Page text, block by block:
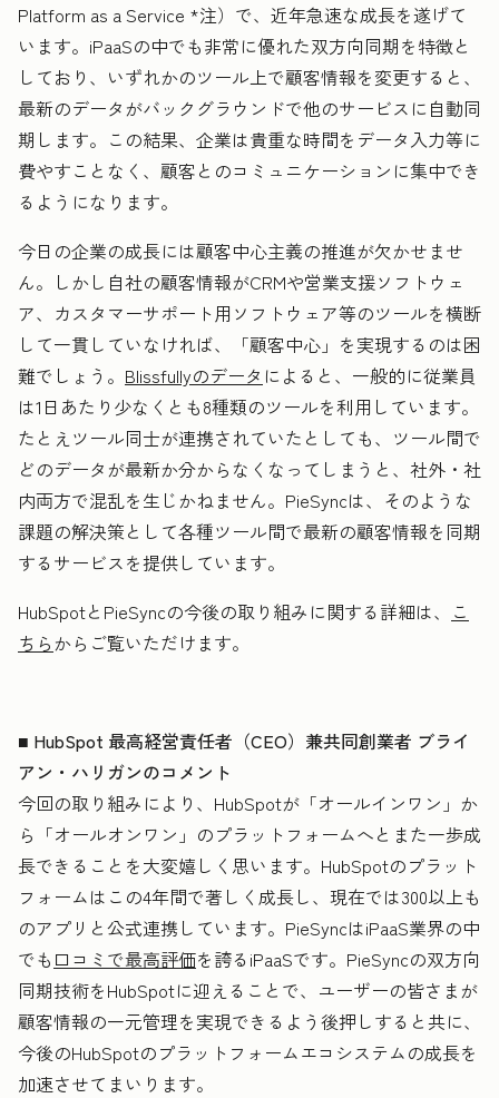
Platform as a Service *注）で、近年急速な成長を遂げて
います。iPaaSの中でも非常に優れた双方向同期を特徴と
しており、いずれかのツール上で顧客情報を変更すると、
最新のデータがバックグラウンドで他のサービスに自動同
期します。この結果、企業は貴重な時間をデータ入力等に
費やすことなく、顧客とのコミュニケーションに集中でき
るようになります。
今日の企業の成長には顧客中心主義の推進が欠かせませ
ん。しかし自社の顧客情報がCRMや営業支援ソフトウェ
ア、カスタマーサポート用ソフトウェア等のツールを横断
して一貫していなければ、「顧客中心」を実現するのは困
難でしょう。 Blissfullyのデータ によると、一般的に従業員
は1日あたり少なくとも8種類のツールを利用しています。
たとえツール同士が連携されていたとしても、ツール間で
どのデータが最新か分からなくなってしまうと、社外・社
内両方で混乱を生じかねません。PieSyncは、そのような
課題の解決策として各種ツール間で最新の顧客情報を同期
するサービスを提供しています。
HubSpotとPieSyncの今後の取り組みに関する詳細は、 こ
ちらからご覧いただけます。
■ HubSpot 最高経営責任者（CEO）兼共同創業者 ブライ
アン・ハリガンのコメント
今回の取り組みにより、HubSpotが「オールインワン」か
ら「オールオンワン」のプラットフォームへとまた一歩成
長できることを大変嬉しく思います。HubSpotのプラット
フォームはこの4年間で著しく成長し、現在では300以上も
のアプリと公式連携しています。PieSyncはiPaaS業界の中
でも 口コミで最高評価を誇るiPaaSです。PieSyncの双方向
同期技術をHubSpotに迎えることで、ユーザーの皆さまが
顧客情報の一元管理を実現できるよう後押しすると共に、
今後のHubSpotのプラットフォームエコシステムの成長を
加速させてまいります。